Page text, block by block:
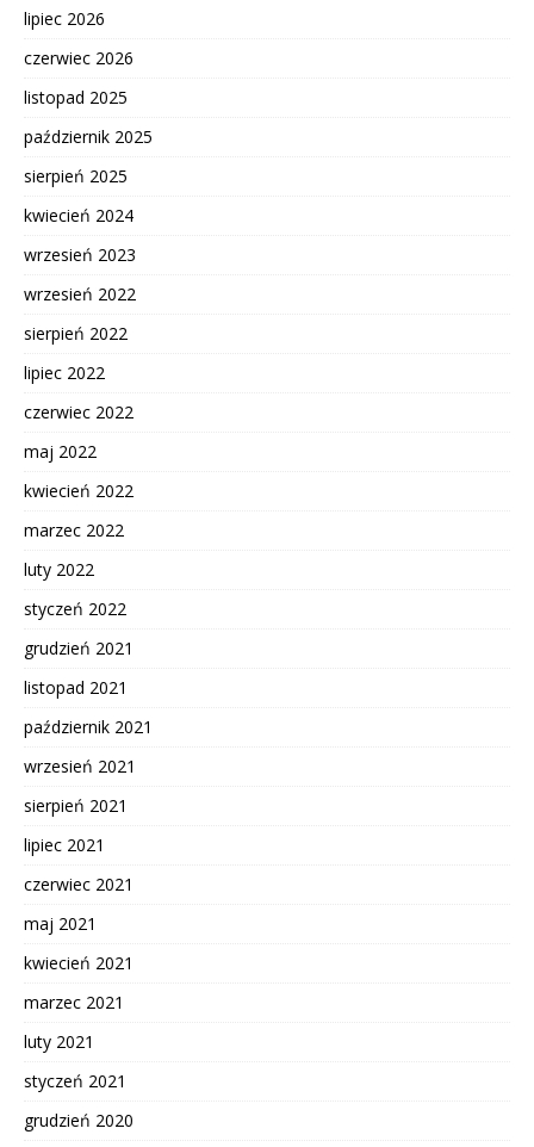
lipiec 2026
czerwiec 2026
listopad 2025
październik 2025
sierpień 2025
kwiecień 2024
wrzesień 2023
wrzesień 2022
sierpień 2022
lipiec 2022
czerwiec 2022
maj 2022
kwiecień 2022
marzec 2022
luty 2022
styczeń 2022
grudzień 2021
listopad 2021
październik 2021
wrzesień 2021
sierpień 2021
lipiec 2021
czerwiec 2021
maj 2021
kwiecień 2021
marzec 2021
luty 2021
styczeń 2021
grudzień 2020